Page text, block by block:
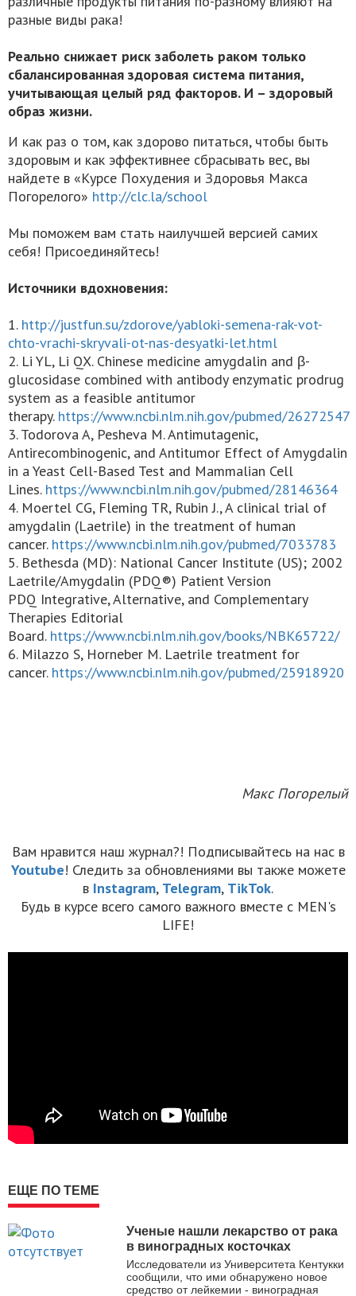
разные виды рака!
Реально снижает риск заболеть раком только
сбалансированная здоровая система питания,
учитывающая целый ряд факторов. И – здоровый
образ жизни.
И как раз о том, как здорово питаться, чтобы быть
здоровым и как эффективнее сбрасывать вес, вы
найдете в «Курсе Похудения и Здоровья Макса
Погорелого» http://clc.la/school
Мы поможем вам стать наилучшей версией самих
себя! Присоединяйтесь!
Источники вдохновения:
1. http://justfun.su/zdorove/yabloki-semena-rak-vot-
chto-vrachi-skryvali-ot-nas-desyatki-let.html
2. Li YL, Li QX. Chinese medicine amygdalin and β-
glucosidase combined with antibody enzymatic prodrug
system as a feasible antitumor
therapy. https://www.ncbi.nlm.nih.gov/pubmed/26272547
3. Todorova A, Pesheva M. Antimutagenic,
Antirecombinogenic, and Antitumor Effect of Amygdalin
in a Yeast Cell-Based Test and Mammalian Cell
Lines. https://www.ncbi.nlm.nih.gov/pubmed/28146364
4. Moertel CG, Fleming TR, Rubin J., A clinical trial of
amygdalin (Laetrile) in the treatment of human
cancer. https://www.ncbi.nlm.nih.gov/pubmed/7033783
5. Bethesda (MD): National Cancer Institute (US); 2002
Laetrile/Amygdalin (PDQ®) Patient Version
PDQ Integrative, Alternative, and Complementary
Therapies Editorial
Board. https://www.ncbi.nlm.nih.gov/books/NBK65722/
6. Milazzo S, Horneber M. Laetrile treatment for
cancer. https://www.ncbi.nlm.nih.gov/pubmed/25918920
Макс Погорелый
Вам нравится наш журнал?! Подписывайтесь на нас в
Youtube! Следить за обновлениями вы также можете
в Instagram, Telegram, TikTok.
Будь в курсе всего самого важного вместе с MEN's
LIFE!
ЕЩЕ ПО ТЕМЕ
Ученые нашли лекарство от рака
в виноградных косточках
Исследователи из Университета Кентукки
сообщили, что ими обнаружено новое
средство от лейкемии - виноградная